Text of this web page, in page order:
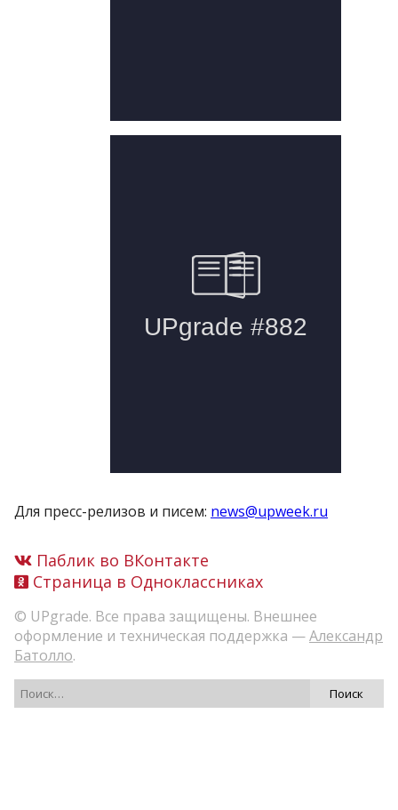
Для пресс-релизов и писем: news@upweek.ru
Паблик во ВКонтакте
Страница в Одноклассниках
© UPgrade. Все права защищены. Внешнее
оформление и техническая поддержка —Александр
Батолло.